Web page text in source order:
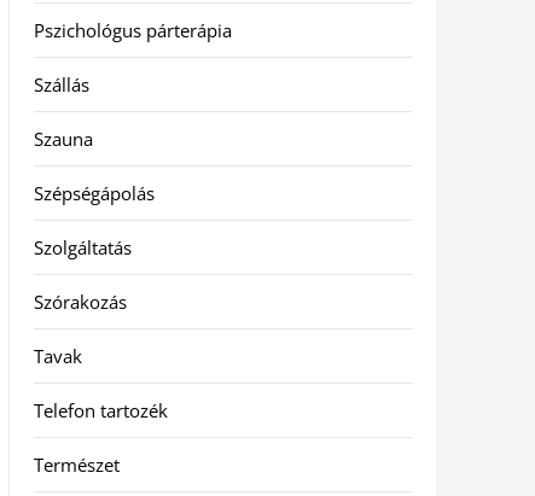
Pszichológus párterápia
Szállás
Szauna
Szépségápolás
Szolgáltatás
Szórakozás
Tavak
Telefon tartozék
Természet